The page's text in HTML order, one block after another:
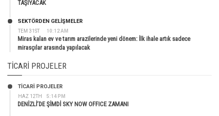
TAŞIYACAK
TEM 31ST 10:12 AM
SEKTÖRDEN GELIŞMELER
Miras kalan ev ve tarım arazilerinde yeni dönem: İlk ihale artık sadece
mirasçılar arasında yapılacak
TICARI PROJELER
HAZ 12TH 5:14 PM
TİCARİ PROJELER
DENİZLİ’DE ŞİMDİ SKY NOW OFFICE ZAMANI